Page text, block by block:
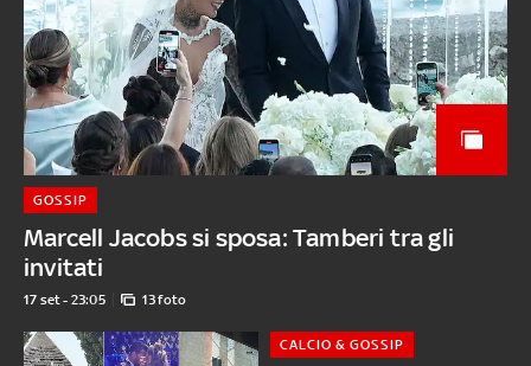
Marcell Jacobs si sposa: Tamberi tra gli
invitati
GOSSIP
17 set - 23:05 13 foto
CALCIO & GOSSIP